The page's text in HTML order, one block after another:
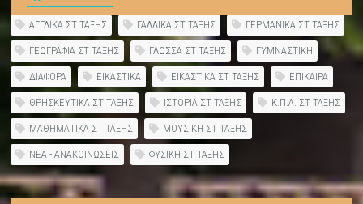
ΑΓΓΛΙΚΑ ΣΤ ΤΑΞΗΣ ΓΑΛΛΙΚΑ ΣΤ ΤΑΞΗΣ ΓΕΡΜΑΝΙΚΑ ΣΤ ΤΑΞΗΣ
ΓΕΩΓΡΑΦΙΑ ΣΤ ΤΑΞΗΣ ΓΛΩΣΣΑ ΣΤ ΤΑΞΗΣ ΓΥΜΝΑΣΤΙΚΗ
ΔΙΑΦΟΡΑ ΕΙΚΑΣΤΙΚΑ ΕΙΚΑΣΤΙΚΑ ΣΤ ΤΑΞΗΣ ΕΠΙΚΑΙΡΑ
ΘΡΗΣΚΕΥΤΙΚΑ ΣΤ ΤΑΞΗΣ ΙΣΤΟΡΙΑ ΣΤ ΤΑΞΗΣ Κ.Π.Α. ΣΤ ΤΑΞΗΣ
ΜΑΘΗΜΑΤΙΚΑ ΣΤ ΤΑΞΗΣ ΜΟΥΣΙΚΗ ΣΤ ΤΑΞΗΣ
ΝΕΑ - ΑΝΑΚΟΙΝΩΣΕΙΣ ΦΥΣΙΚΗ ΣΤ ΤΑΞΗΣ